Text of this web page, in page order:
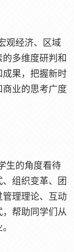
观经济、区域
多维度研判和
果，把握新时
业的思考广度
生的角度看待
组织变革、团
理理论、互动
帮助同学们从